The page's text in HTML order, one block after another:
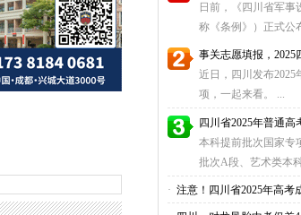
日前，《四川省军
称《条例》）正式公
正式施行。 ...
事关志愿填报，2025
近日，四川发布2025
项，一起来看。 ...
四川省2025年普通
本科提前批次国家专
批次A段、艺术类本
时间为6月28 ...
· 注意！四川省2025年高考